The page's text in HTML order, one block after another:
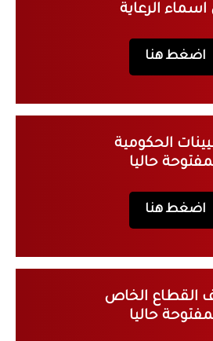
الرعاية
اضغط هنا
الحكومية
حاليا
اضغط هنا
القطاع الخاص
حاليا